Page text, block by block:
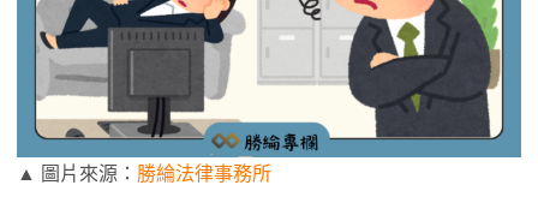
▲ 圖片來源： 勝綸法律事務所